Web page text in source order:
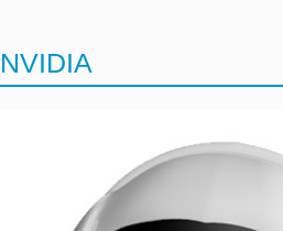
NVIDIA